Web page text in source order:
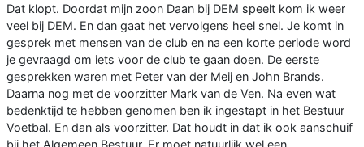
Dat klopt. Doordat mijn zoon Daan bij DEM speelt kom ik weer
veel bij DEM. En dan gaat het vervolgens heel snel. Je komt in
gesprek met mensen van de club en na een korte periode word
je gevraagd om iets voor de club te gaan doen. De eerste
gesprekken waren met Peter van der Meij en John Brands.
Daarna nog met de voorzitter Mark van de Ven. Na even wat
bedenktijd te hebben genomen ben ik ingestapt in het Bestuur
Voetbal. En dan als voorzitter. Dat houdt in dat ik ook aanschuif
bij het Algemeen Bestuur. Er moet natuurlijk wel een